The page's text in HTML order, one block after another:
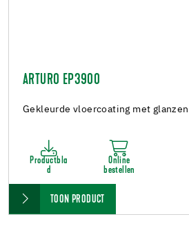
ARTURO EP3900
Gekleurde vloercoating met
Productbla
d
Online
bestellen
TOON PRODUCT